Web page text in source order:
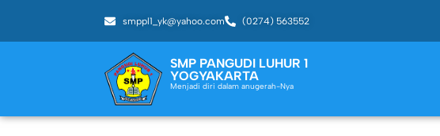
smppl1_yk@yahoo.com (0274) 563552
SMP PANGUDI LUHUR 1
YOGYAKARTA
Menjadi diri dalam anugerah-Nya